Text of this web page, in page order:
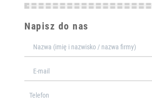
Napisz do nas